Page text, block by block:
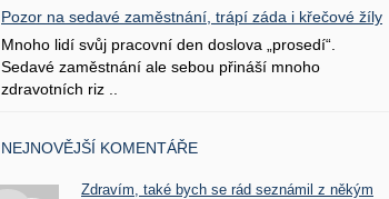
Pozor na sedavé zaměstnání, trápí záda i křečové žíly
Mnoho lidí svůj pracovní den doslova „prosedí“.
Sedavé zaměstnání ale sebou přináší mnoho
zdravotních riz ..
NEJNOVĚJŠÍ KOMENTÁŘE
Zdravím, také bych se rád seznámil z někým